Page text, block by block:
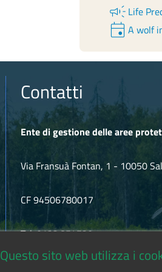
campaign Life
eventA wolf
Contatti
Ente di gestione delle aree
Via Fransuà Fontan, 1 - 10050
CF 94506780017
Tel. 0122.854720
Questo sito web utilizza i